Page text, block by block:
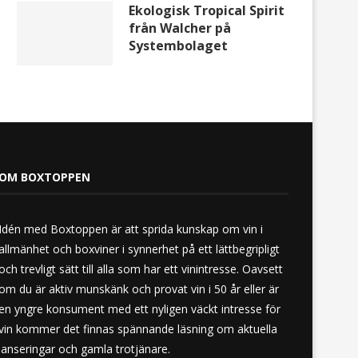
Ekologisk Tropical Spirit
från Walcher på
Systembolaget
BOXTOPPEN
med Boxtoppen är att sprida kunskap om vin i
och boxviner i synnerhet på ett lättbegripligt
trevligt sätt till alla som har ett vinintresse. Oavsett
du är aktiv munskänk och provat vin i 50 år eller är
yngre konsument med ett nyligen väckt intresse för
kommer det finnas spännande läsning om aktuella
och gamla trotjänare.